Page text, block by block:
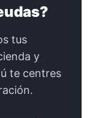
tus
y
te centres